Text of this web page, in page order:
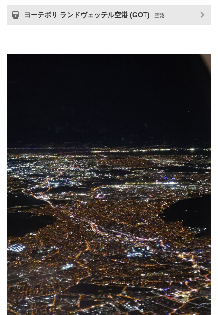
ヨーテボリ ランドヴェッテル空港 (GOT) 空港